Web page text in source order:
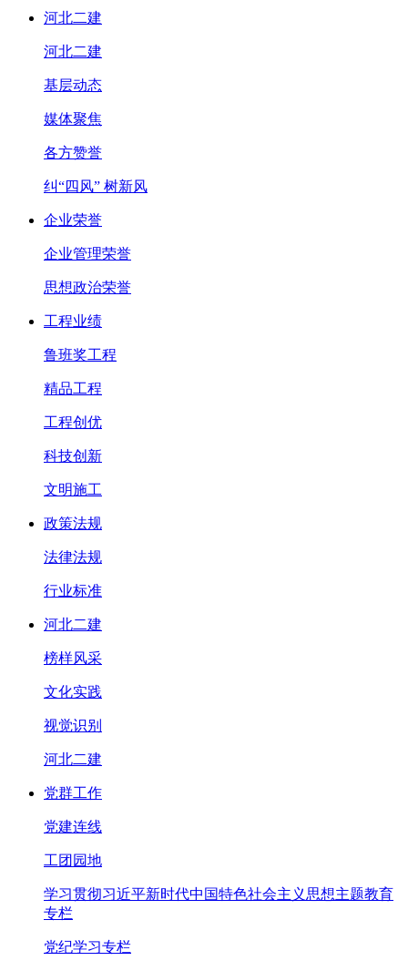
河北二建
河北二建
基层动态
媒体聚焦
各方赞誉
纠“四风” 树新风
企业荣誉
企业管理荣誉
思想政治荣誉
工程业绩
鲁班奖工程
精品工程
工程创优
科技创新
文明施工
政策法规
法律法规
行业标准
河北二建
榜样风采
文化实践
视觉识别
河北二建
党群工作
党建连线
工团园地
学习贯彻习近平新时代中国特色社会主义思想主题教育
专栏
党纪学习专栏